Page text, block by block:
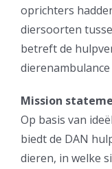
oprichters
diersoorten
betreft de
Mission
Op basis van
biedt de DAN
dieren, in welke